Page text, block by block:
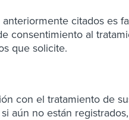
citados es
consentimiento al
que solicite.
con el tratamiento de
aún no están